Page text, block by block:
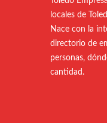
locales de
Nace con la
directorio de
personas,
cantidad.